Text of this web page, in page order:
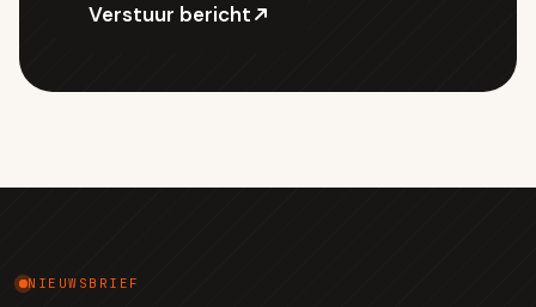
Verstuur bericht
NIEUWSBRIEF